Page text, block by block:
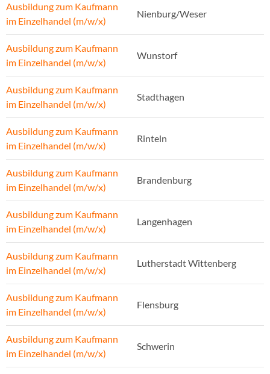
Ausbildung zum Kaufmann
im Einzelhandel (m/w/x)
Nienburg/Weser
Ausbildung zum Kaufmann
im Einzelhandel (m/w/x)
Wunstorf
Ausbildung zum Kaufmann
im Einzelhandel (m/w/x)
Stadthagen
Ausbildung zum Kaufmann
im Einzelhandel (m/w/x)
Rinteln
Ausbildung zum Kaufmann
im Einzelhandel (m/w/x)
Brandenburg
Ausbildung zum Kaufmann
im Einzelhandel (m/w/x)
Langenhagen
Ausbildung zum Kaufmann
im Einzelhandel (m/w/x)
Lutherstadt Wittenberg
Ausbildung zum Kaufmann
im Einzelhandel (m/w/x)
Flensburg
Ausbildung zum Kaufmann
im Einzelhandel (m/w/x)
Schwerin